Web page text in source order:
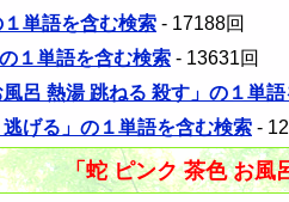
１単語を含む検索 - 17188回
１単語を含む検索 - 13631回
風呂 熱湯 跳ねる 殺す」の１単
逃げる」の１単語を含む検索 -
「蛇 ピンク 茶色 お風